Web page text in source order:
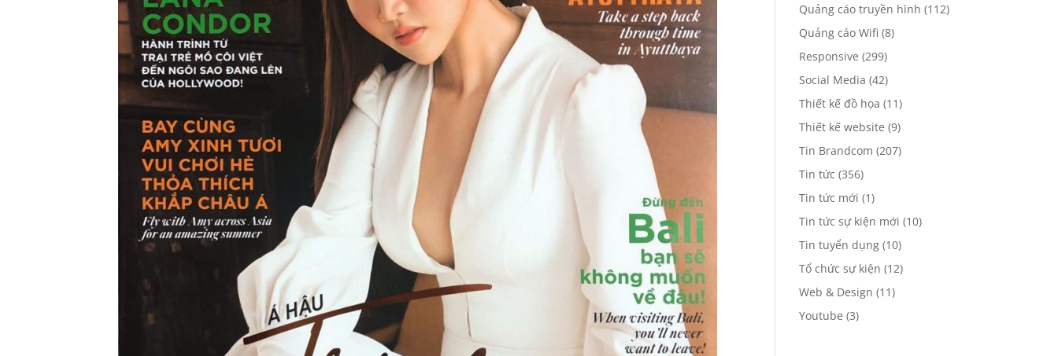
Quảng cáo truyền hình (112)
Quảng cáo Wifi (8)
Responsive (299)
Social Media (42)
Thiết kế đồ họa (11)
Thiết kế website (9)
Tin Brandcom (207)
Tin tức (356)
Tin tức mới (1)
Tin tức sự kiện mới (10)
Tin tuyển dụng (10)
Tổ chức sự kiện (12)
Web & Design (11)
Youtube (3)